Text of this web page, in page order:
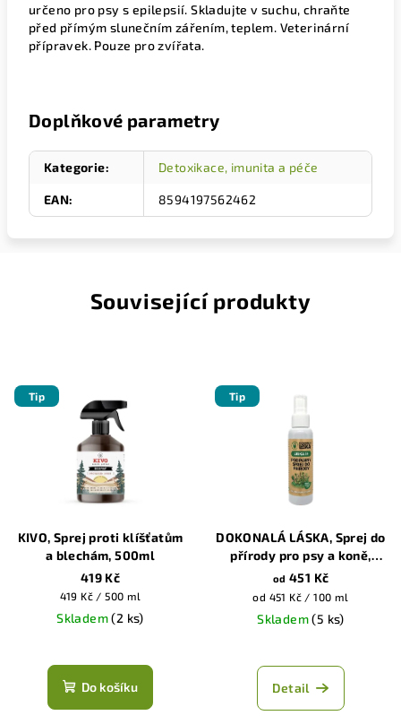
určeno pro psy s epilepsií.Skladujte v suchu, chraňte
před přímým slunečním zářením, teplem. Veterinární
přípravek. Pouze pro zvířata.
Doplňkové parametry
Kategorie: Detoxikace, imunita a péče
EAN: 8594197562462
Související produkty
Tip
KIVO, Sprej proti klíšťatům
a blechám, 500ml
419 Kč
Měrná
cena:
419 Kč / 500 ml
Skladem(2 ks)
hodnocení
produktu
Do košíku
Tip
DOKONALÁ LÁSKA, Sprej do
přírody pro psy a koně,
100ml|200ml
od 451 Kč
Měrná
cena:
od 451 Kč / 100 ml
Skladem(5 ks)
Detail